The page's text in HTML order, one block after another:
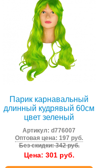
Парик карнавальный
длинный кудрявый 60см
цвет зеленый
Артикул:d776007
Оптовая цена: 197 руб.
Без скидки: 342 руб.
Цена: 301руб.